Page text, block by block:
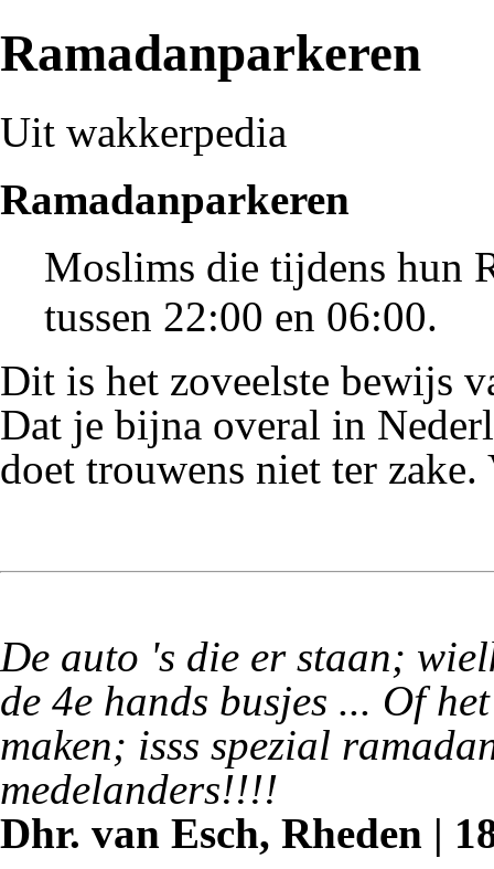
Ramadanparkeren
Uit wakkerpedia
Ramadanparkeren
Moslims die tijdens hun
tussen 22:00 en 06:00.
Dit is het zoveelste bewijs
Dat je bijna overal in
doet trouwens niet ter
De auto 's die er staan;
de 4e hands busjes ... Of
maken; isss spezial
medelanders!!!!
Dhr. van Esch, Rheden |